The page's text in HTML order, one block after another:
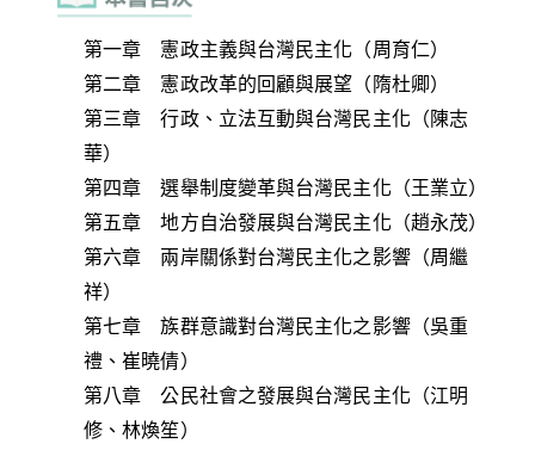
第一章 憲政主義與台灣民主化（周育仁）
第二章 憲政改革的回顧與展望（隋杜卿）
第三章 行政、立法互動與台灣民主化（陳志
華）
第四章 選舉制度變革與台灣民主化（王業立）
第五章 地方自治發展與台灣民主化（趙永茂）
第六章 兩岸關係對台灣民主化之影響（周繼
祥）
第七章 族群意識對台灣民主化之影響（吳重
禮、崔曉倩）
第八章 公民社會之發展與台灣民主化（江明
修、林煥笙）